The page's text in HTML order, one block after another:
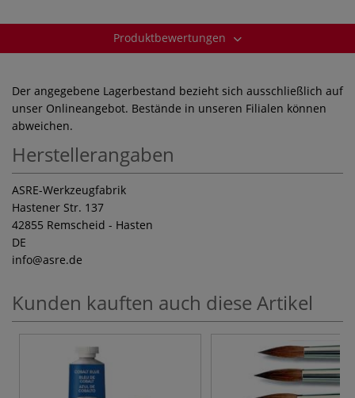
Produktbewertungen
Der angegebene Lagerbestand bezieht sich ausschließlich auf
unser Onlineangebot. Bestände in unseren Filialen können
abweichen.
Herstellerangaben
ASRE-Werkzeugfabrik
Hastener Str. 137
42855 Remscheid - Hasten
DE
info@asre.de
Kunden kauften auch diese Artikel